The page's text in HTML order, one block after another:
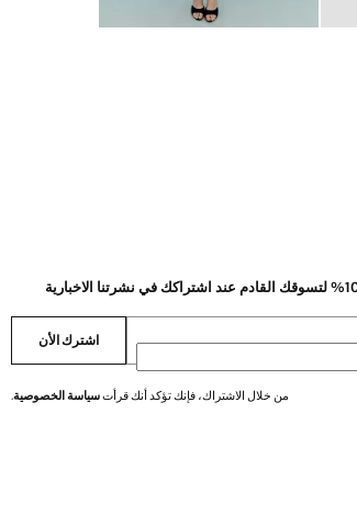
اشترك الأن
من خلال الاشتراك، فإنك تؤكد أنك قرأتسياسة الخصوصية.